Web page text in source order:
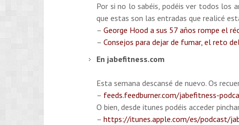
Por si no lo sabéis, podéis ver todos los
que estas son las entradas que realicé
– George Hood a sus 57 años rompe el
– Consejos para dejar de fumar, el reto
En jabefitness.com
Esta semana descansé de nuevo. Os
– feeds.feedburner.com/jabefitness-
O bien, desde itunes podéis acceder
– https://itunes.apple.com/es/podcast/